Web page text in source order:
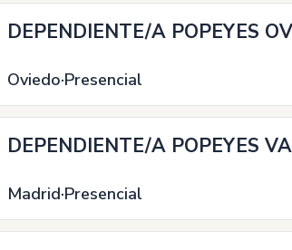
DEPENDIENTE/A POPEYES
Oviedo Presencial
DEPENDIENTE/A POPEYES
Madrid Presencial